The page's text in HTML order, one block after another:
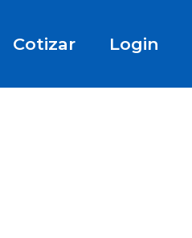
Cotizar Login